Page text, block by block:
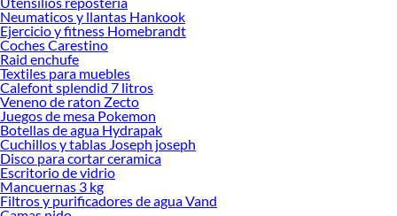
Neumaticos y llantas Hankook
Ejercicio y fitness Homebrandt
Coches Carestino
Raid enchufe
Textiles para muebles
Calefont splendid 7 litros
Veneno de raton Zecto
Juegos de mesa Pokemon
Botellas de agua Hydrapak
Cuchillos y tablas Joseph joseph
Disco para cortar ceramica
Escritorio de vidrio
Mancuernas 3 kg
Filtros y purificadores de agua Vand